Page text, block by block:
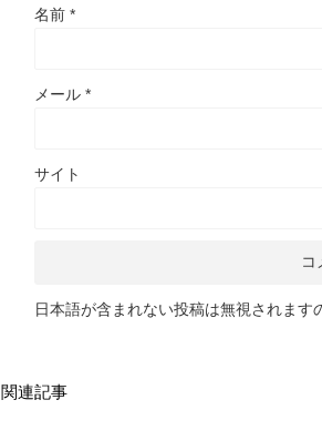
名前 *
メール *
サイト
日本語が含まれない投稿は無視されます
関連記事